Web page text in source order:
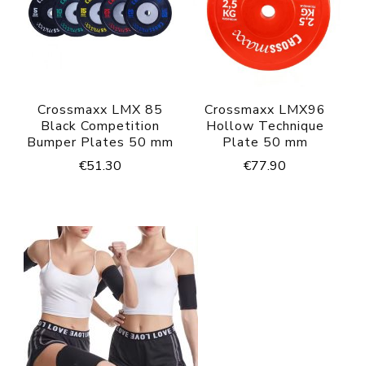
Crossmaxx LMX 85
Black Competition
Bumper Plates 50 mm
€51.30
Crossmaxx LMX96
Hollow Technique
Plate 50 mm
€77.90